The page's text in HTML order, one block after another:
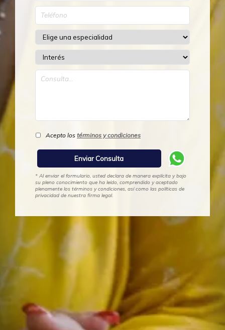
Acepto los términos y condiciones
* Al enviar el formulario, usted declara de manera explícita y bajo
su pleno conocimiento que ha leído, comprendido y aceptado
plenamente los términos y condiciones, así como las políticas de
privacidad de nuestra firma legal.